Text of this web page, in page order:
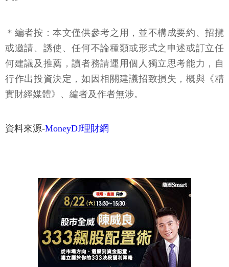
＊編者按：本文僅供參考之用，並不構成要約、招攬
或邀請、誘使、任何不論種類或形式之申述或訂立任
何建議及推薦，讀者務請運用個人獨立思考能力，自
行作出投資決定，如因相關建議招致損失，概與《精
實財經媒體》、編者及作者無涉。
資料來源-MoneyDJ理財網